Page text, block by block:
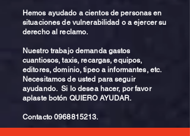
Hemos ayudado a cientos de personas en
situaciones de vulnerabilidad o a ejercer su
derecho al reclamo.
Nuestro trabajo demanda gastos
cuantiosos, taxis, recargas, equipos,
editores, dominio, tipeo a informantes, etc.
Necesitamos de usted para seguir
ayudando. Si lo desea hacer, por favor
aplaste botón QUIERO AYUDAR.
Contacto0968815213.